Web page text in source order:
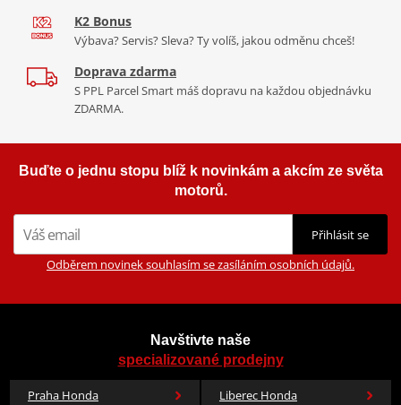
K2 Bonus
Výbava? Servis? Sleva? Ty volíš, jakou odměnu chceš!
Doprava zdarma
S PPL Parcel Smart máš dopravu na každou objednávku
ZDARMA.
Buďte o jednu stopu blíž k novinkám a akcím ze světa
motorů.
Přihlásit se
Odběrem novinek souhlasím se zasíláním osobních údajů.
Navštivte naše
specializované prodejny
Praha Honda
Liberec Honda